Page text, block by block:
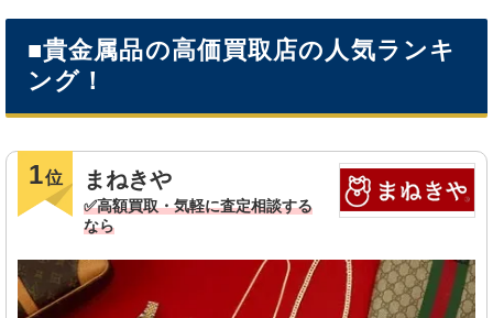
■貴金属品の高価買取店の人気ランキ
ング！
1 位 まねきや
✅高額買取・気軽に査定相談する
なら